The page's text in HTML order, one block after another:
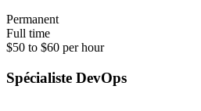
Permanent
Full time
$50 to $60 per hour
Spécialiste DevOps